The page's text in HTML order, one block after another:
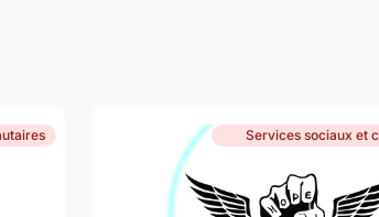
Services sociaux et